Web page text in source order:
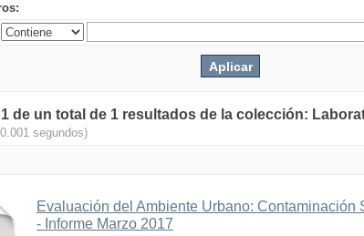
de un total de 1 resultados de la colección:
segundos)
Evaluación del Ambiente Urbano: Contaminación
- Informe Marzo 2017